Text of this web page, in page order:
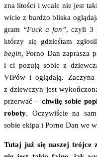
zna lito­ści i wca­le nie jest
wi­cie z bar­dzo bli­ska
gram “Fuck a fan”, czy­li 3
któ­rzy się gdzieś­tam
begin, Por­no Dan zapra­sza
i ci pozu­ją sobie z
VIPów i oglą­da­ją.
z dziew­czyn jest
prze­rwać – chwi­lę sobie
robo­ty. Oczy­wi­ście na
sobie eki­pa i Por­no Dan we
Tutaj już się naszej trój­ce